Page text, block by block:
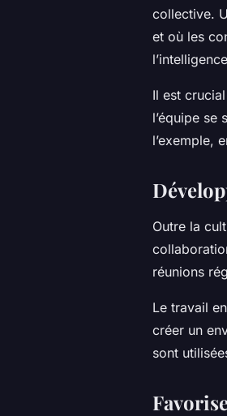
collective.
et où les
Il est
l’équipe se
l’exemple,
Outre la
réunions
Le travail
créer un
sont